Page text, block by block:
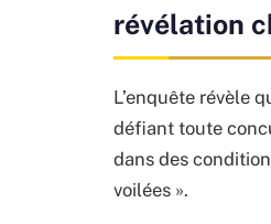
révélation
L’enquête révèle
défiant toute
dans des
voilées ».